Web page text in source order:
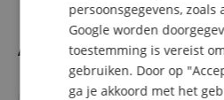
Accesoires
persoonsgegevens, zoals
Google worden
toestemming is vereist
gebruiken. Door op
ga je akkoord met het